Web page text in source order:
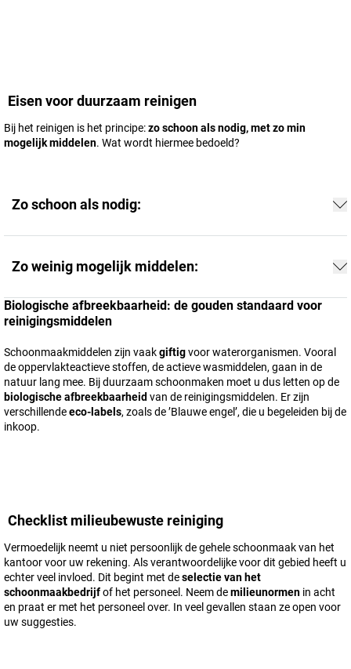
Eisen voor duurzaam reinigen
Bij het reinigen is het principe:zo schoon als nodig, met zo min
mogelijk middelen. Wat wordt hiermee bedoeld?
Zo schoon als nodig:
Zo weinig mogelijk middelen:
Biologische afbreekbaarheid: de gouden standaard voor
reinigingsmiddelen
Schoonmaakmiddelen zijn vaakgiftigvoor waterorganismen. Vooral
de oppervlakteactieve stoffen, de actieve wasmiddelen, gaan in de
natuur lang mee. Bij duurzaam schoonmaken moet u dus letten op de
biologische afbreekbaarheidvan de reinigingsmiddelen. Er zijn
verschillendeeco-labels, zoals de ’Blauwe engel’, die u begeleiden bij de
inkoop.
Checklist milieubewuste reiniging
Vermoedelijk neemt u niet persoonlijk de gehele schoonmaak van het
kantoor voor uw rekening. Als verantwoordelijke voor dit gebied heeft u
echter veel invloed. Dit begint met deselectie van het
schoonmaakbedrijfof het personeel. Neem demilieunormen in acht
en praat er met het personeel over. In veel gevallen staan ze open voor
uw suggesties.